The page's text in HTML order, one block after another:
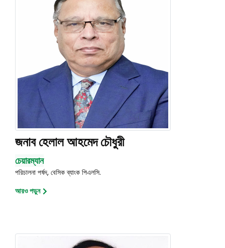
জনাব হেলাল আহমেদ চৌধুরী
চেয়ারম্যান
পরিচালনা পর্ষদ, বেসিক ব্যাংক পিএলসি.
আরও পড়ুন